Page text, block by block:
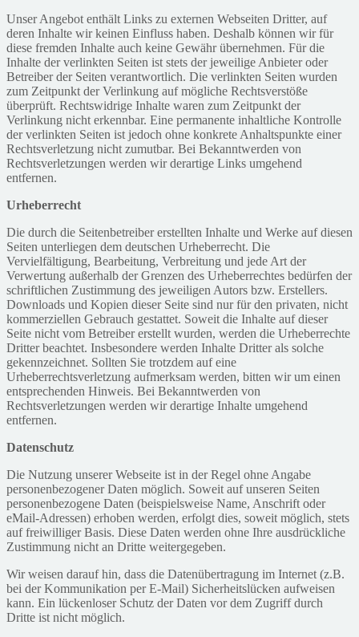
Unser Angebot enthält Links zu externen Webseiten Dritter, auf
deren Inhalte wir keinen Einfluss haben. Deshalb können wir für
diese fremden Inhalte auch keine Gewähr übernehmen. Für die
Inhalte der verlinkten Seiten ist stets der jeweilige Anbieter oder
Betreiber der Seiten verantwortlich. Die verlinkten Seiten wurden
zum Zeitpunkt der Verlinkung auf mögliche Rechtsverstöße
überprüft. Rechtswidrige Inhalte waren zum Zeitpunkt der
Verlinkung nicht erkennbar. Eine permanente inhaltliche Kontrolle
der verlinkten Seiten ist jedoch ohne konkrete Anhaltspunkte einer
Rechtsverletzung nicht zumutbar. Bei Bekanntwerden von
Rechtsverletzungen werden wir derartige Links umgehend
entfernen.
Urheberrecht
Die durch die Seitenbetreiber erstellten Inhalte und Werke auf diesen
Seiten unterliegen dem deutschen Urheberrecht. Die
Vervielfältigung, Bearbeitung, Verbreitung und jede Art der
Verwertung außerhalb der Grenzen des Urheberrechtes bedürfen der
schriftlichen Zustimmung des jeweiligen Autors bzw. Erstellers.
Downloads und Kopien dieser Seite sind nur für den privaten, nicht
kommerziellen Gebrauch gestattet. Soweit die Inhalte auf dieser
Seite nicht vom Betreiber erstellt wurden, werden die Urheberrechte
Dritter beachtet. Insbesondere werden Inhalte Dritter als solche
gekennzeichnet. Sollten Sie trotzdem auf eine
Urheberrechtsverletzung aufmerksam werden, bitten wir um einen
entsprechenden Hinweis. Bei Bekanntwerden von
Rechtsverletzungen werden wir derartige Inhalte umgehend
entfernen.
Datenschutz
Die Nutzung unserer Webseite ist in der Regel ohne Angabe
personenbezogener Daten möglich. Soweit auf unseren Seiten
personenbezogene Daten (beispielsweise Name, Anschrift oder
eMail-Adressen) erhoben werden, erfolgt dies, soweit möglich, stets
auf freiwilliger Basis. Diese Daten werden ohne Ihre ausdrückliche
Zustimmung nicht an Dritte weitergegeben.
Wir weisen darauf hin, dass die Datenübertragung im Internet (z.B.
bei der Kommunikation per E-Mail) Sicherheitslücken aufweisen
kann. Ein lückenloser Schutz der Daten vor dem Zugriff durch
Dritte ist nicht möglich.